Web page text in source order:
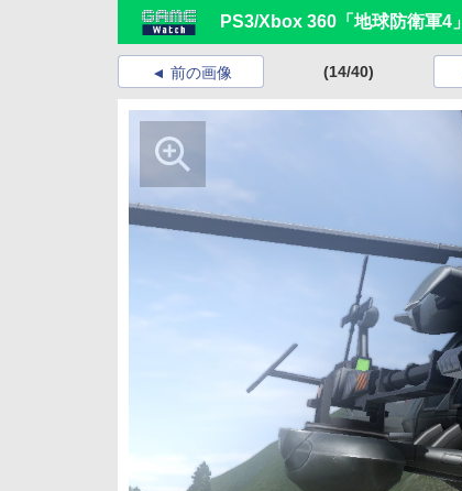
PS3/Xbox 360「地球防衛軍4」
前の画像 (14/40)